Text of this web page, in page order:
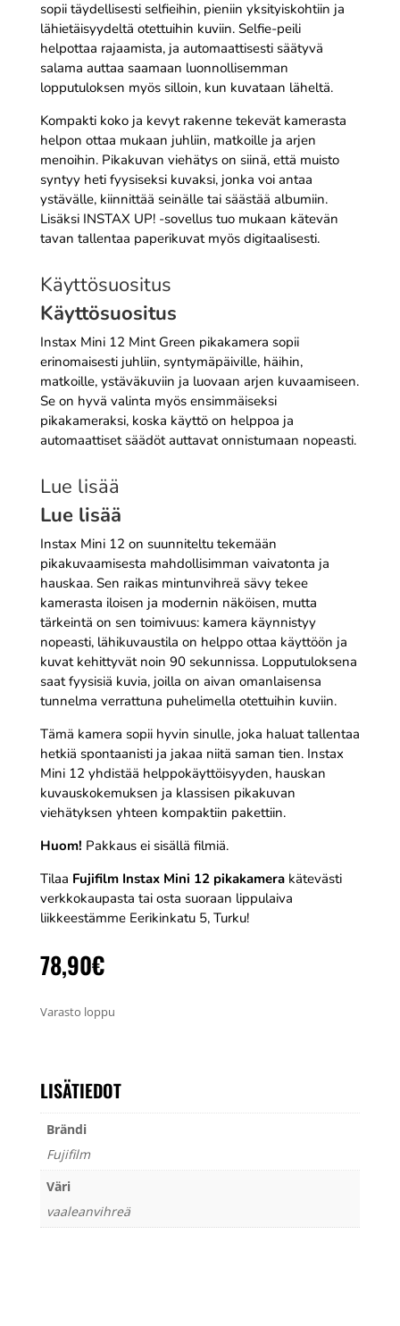
sopii täydellisesti selfieihin, pieniin yksityiskohtiin ja
lähietäisyydeltä otettuihin kuviin. Selfie-peili
helpottaa rajaamista, ja automaattisesti säätyvä
salama auttaa saamaan luonnollisemman
lopputuloksen myös silloin, kun kuvataan läheltä.
Kompakti koko ja kevyt rakenne tekevät kamerasta
helpon ottaa mukaan juhliin, matkoille ja arjen
menoihin. Pikakuvan viehätys on siinä, että muisto
syntyy heti fyysiseksi kuvaksi, jonka voi antaa
ystävälle, kiinnittää seinälle tai säästää albumiin.
Lisäksi INSTAX UP! -sovellus tuo mukaan kätevän
tavan tallentaa paperikuvat myös digitaalisesti.
Käyttösuositus
Käyttösuositus
Instax Mini 12 Mint Green pikakamera sopii
erinomaisesti juhliin, syntymäpäiville, häihin,
matkoille, ystäväkuviin ja luovaan arjen kuvaamiseen.
Se on hyvä valinta myös ensimmäiseksi
pikakameraksi, koska käyttö on helppoa ja
automaattiset säädöt auttavat onnistumaan nopeasti.
Lue lisää
Lue lisää
Instax Mini 12 on suunniteltu tekemään
pikakuvaamisesta mahdollisimman vaivatonta ja
hauskaa. Sen raikas mintunvihreä sävy tekee
kamerasta iloisen ja modernin näköisen, mutta
tärkeintä on sen toimivuus: kamera käynnistyy
nopeasti, lähikuvaustila on helppo ottaa käyttöön ja
kuvat kehittyvät noin 90 sekunnissa. Lopputuloksena
saat fyysisiä kuvia, joilla on aivan omanlaisensa
tunnelma verrattuna puhelimella otettuihin kuviin.
Tämä kamera sopii hyvin sinulle, joka haluat tallentaa
hetkiä spontaanisti ja jakaa niitä saman tien. Instax
Mini 12 yhdistää helppokäyttöisyyden, hauskan
kuvauskokemuksen ja klassisen pikakuvan
viehätyksen yhteen kompaktiin pakettiin.
Huom! Pakkaus ei sisällä filmiä.
Tilaa Fujifilm Instax Mini 12 pikakamerakätevästi
verkkokaupasta tai osta suoraan lippulaiva
liikkeestämme Eerikinkatu 5, Turku!
78,90€
Varasto loppu
LISÄTIEDOT
Brändi
Fujifilm
Väri
vaaleanvihreä